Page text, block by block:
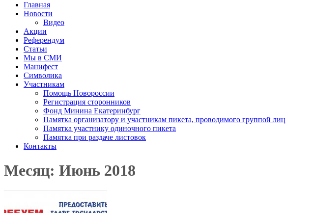
Главная
Новости
Видео
Акции
Референдум
Статьи
Мы в СМИ
Манифест
Символика
Участникам
Помощь Новороссии
Регистрация сторонников
Фонд Минина Екатеринбург
Памятка организатору и участникам пикета, проводимого группой лиц
Памятка участнику одиночного пикета
Памятка при раздаче листовок
Контакты
Месяц: Июнь 2018